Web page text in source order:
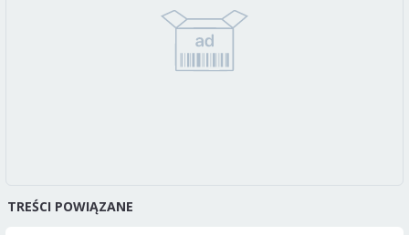
TREŚCI POWIĄZANE